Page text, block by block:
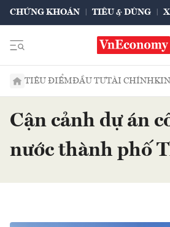
CHỨNG KHOÁN TIÊU & DÙNG
TIÊU ĐIỂMĐẦU TƯTÀI CHÍNH
Cận cảnh dự án
nước thành phố